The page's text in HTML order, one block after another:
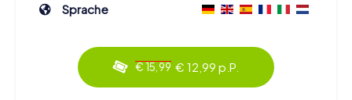
Sprache
€ 15,99 € 12,99 p.P.